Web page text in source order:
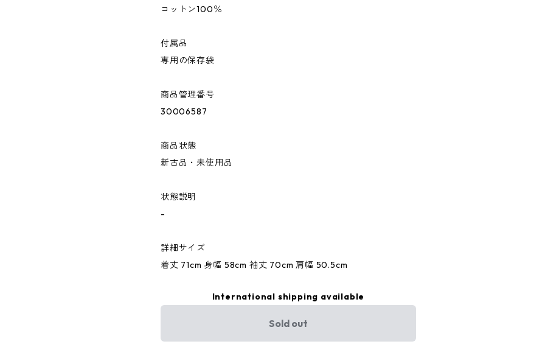
コットン100％
付属品
専用の保存袋
商品管理番号
30006587
商品状態
新古品・未使用品
状態説明
-
詳細サイズ
着丈 71cm 身幅 58cm 袖丈 70cm 肩幅 50.5cm
International shipping available
Sold out